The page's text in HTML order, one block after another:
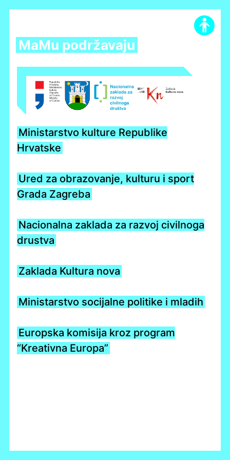
MaMu podržavaju
Ministarstvo kulture Republike
Hrvatske
Ured za obrazovanje, kulturu i sport
Grada Zagreba
Nacionalna zaklada za razvoj civilnoga
drustva
Zaklada Kultura nova
Ministarstvo socijalne politike i mladih
Europska komisija kroz program
“Kreativna Europa”